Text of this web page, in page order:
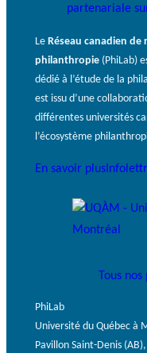
Le Réseau canadien de
philanthropie (PhiLab)
dédié à l’étude de la
est issu d’une
différentes universités
l’écosystème
En savoir plus
Tous
PhiLab
Université du Québec à
Pavillon Saint-Denis